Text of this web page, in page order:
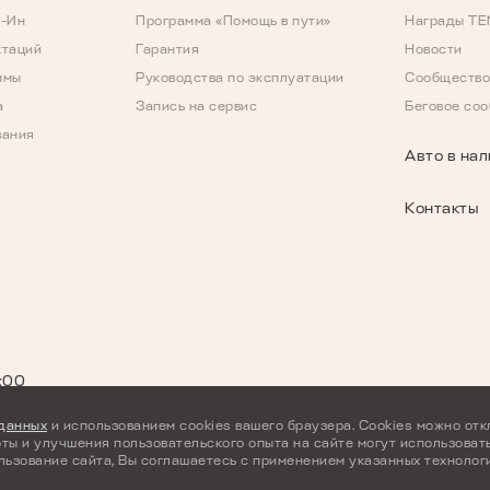
Ин
Программа «Помощь в пути»
Гарантия
Руководства по эксплуатации
Запись на сервис
Награды
Новости
Беговое
Авто в
Контакты
A8 Скоро в продаже
и использованием cookies вашего браузера. Cookies можно
и улучшения пользовательского опыта на сайте могут
сайта, Вы соглашаетесь с применением указанных